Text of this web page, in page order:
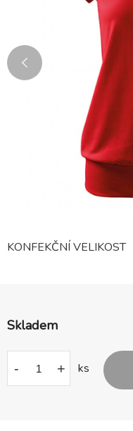
KONFEKČNÍ VELIKOST
Skladem
- + ks